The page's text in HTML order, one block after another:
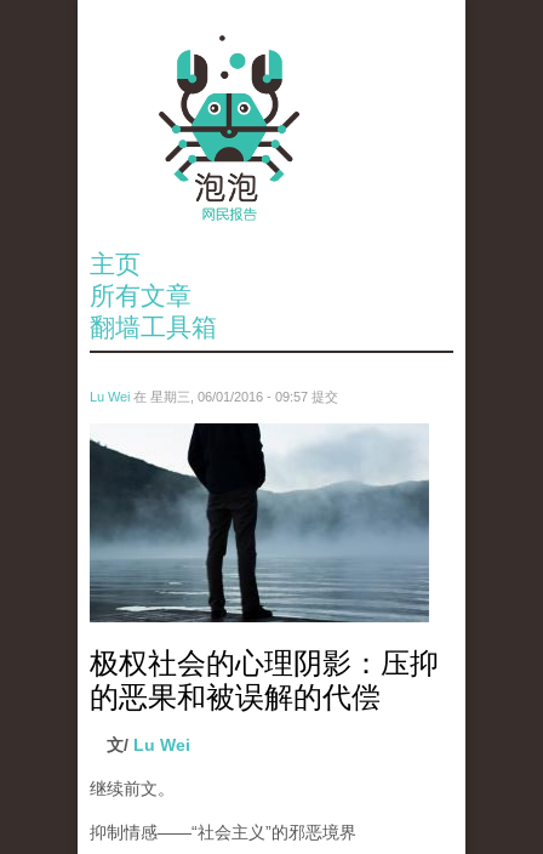
主页
所有文章
翻墙工具箱
Lu Wei 在 星期三, 06/01/2016 - 09:57 提交
wen_tou_tu_2.jpg
极权社会的心理阴影：压抑
的恶果和被误解的代偿
文/ Lu Wei
继续前文。
抑制情感——“社会主义”的邪恶境界